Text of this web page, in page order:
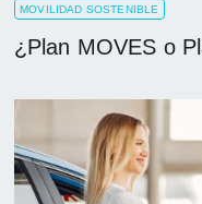
MOVILIDAD SOSTENIBLE
¿Plan MOVES o